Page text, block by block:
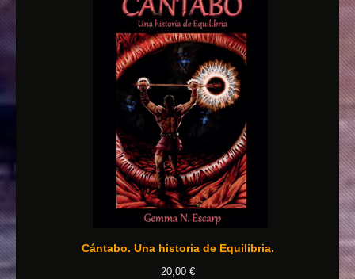
Cántabo. Una historia de Equilibria.
20,00 €